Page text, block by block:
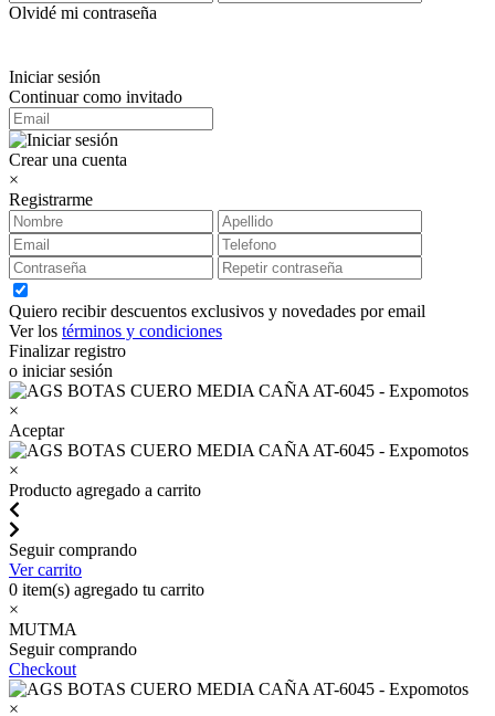
Olvidé mi contraseña
Iniciar sesión
Continuar como invitado
Crear una cuenta
×
Registrarme
Quiero recibir descuentos exclusivos y novedades por email
Ver los términos y condiciones
Finalizar registro
o iniciar sesión
×
Aceptar
×
Producto agregado a carrito
Seguir comprando
Ver carrito
0 item(s) agregado tu carrito
×
MUTMA
Seguir comprando
Checkout
×